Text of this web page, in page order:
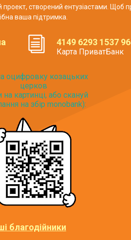
проект, створений ентузіастами. Щоб
ваша підтримка.
4149 6293 1537
Карта ПриватБанк
оцифровку козацьких
церков
на картинці, або скануй
на збір monobank):
благодійники